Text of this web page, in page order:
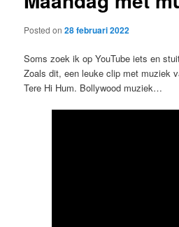
Posted on28 februari 2022
Soms zoek ik op YouTube iets en
Zoals dit, een leuke clip met muziek
Tere Hi Hum. Bollywood muziek…